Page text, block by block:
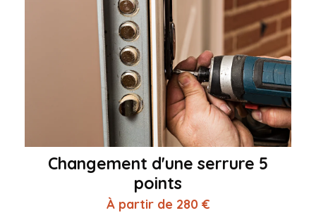
Changement d'une serrure 5
points
À partir de 280 €